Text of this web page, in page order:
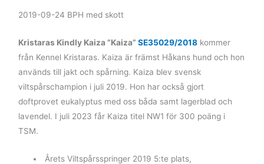
2019-09-24 BPH med skott
Kristaras Kindly Kaiza ”Kaiza” SE35029/2018 kommer
från Kennel Kristaras. Kaiza är främst Håkans hund och hon
används till jakt och spårning. Kaiza blev svensk
viltspårschampion i juli 2019. Hon har också gjort
doftprovet eukalyptus med oss båda samt lagerblad och
lavendel. I juli 2023 får Kaiza titel NW1 för 300 poäng i
TSM.
Årets Viltspårsspringer 2019 5:te plats,